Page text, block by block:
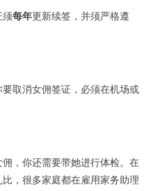
须每年更新续签，并须严格遵
取消女佣签证，必须在机场或
，你还需要带她进行体检。在
，很多家庭都在雇用家务助理